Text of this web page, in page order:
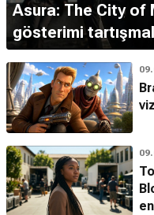
Asura: The City of
gösterimi